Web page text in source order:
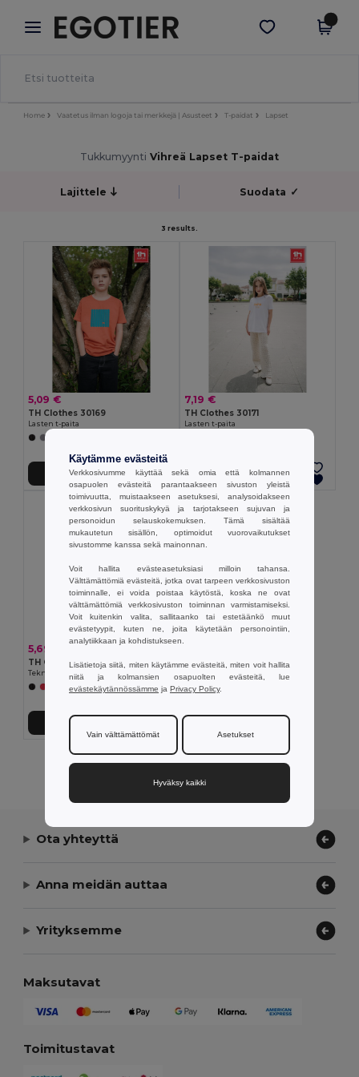
× Egotier-sovellus
Paremmat hinnat appissa!
Hae sovellus
Home Vaatetus ilman logoja tai merkkejä | Asusteet T-paidat Lapset
Tukkumyynti Vihreä Lapset T-paidat
Lajittele Suodata ✓
3 results.
5,09 €
TH Clothes 30169
Lasten t-paita
Lisää Ostokoriin
7,19 €
TH Clothes 30171
Lasten t-paita
Lisää Ostokoriin
5,69 €
TH Clothes 30275
+6 Värit
Lisää Ostokoriin
Näytetään Kaikki Tuotteet.
Ota yhteyttä
Anna meidän auttaa
Yrityksemme
Maksutavat
Toimitustavat
Käytämme evästeitä
Verkkosivumme käyttää sekä omia että kolmannen
osapuolen evästeitä parantaakseen sivuston yleistä
toimivuutta, muistaakseen asetuksesi, analysoidakseen
verkkosivun suorituskykyä ja tarjotakseen sujuvan ja
personoidun selauskokemuksen. Tämä sisältää
mukautetun sisällön, optimoidut vuorovaikutukset
sivustomme kanssa sekä mainonnan.
Voit hallita evästeasetuksiasi milloin tahansa.
Välttämättömiä evästeitä, jotka ovat tarpeen verkkosivuston
toiminnalle, ei voida poistaa käytöstä, koska ne ovat
välttämättömiä verkkosivuston toiminnan varmistamiseksi.
Voit kuitenkin valita, sallitaanko tai estetäänkö muut
evästetyypit, kuten ne, joita käytetään personointiin,
analytiikkaan ja kohdistukseen.
Lisätietoja siitä, miten käytämme evästeitä, miten voit hallita
niitä ja kolmansien osapuolten evästeitä, lue
evästekäytännössämme ja Privacy Policy.
Vain välttämättömät Asetukset
Hyväksy kaikki